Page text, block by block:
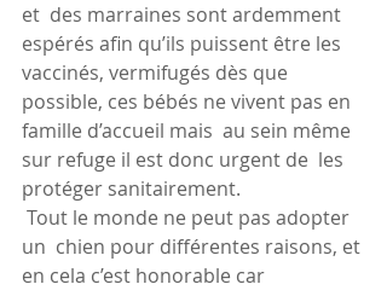
et  des marraines sont ardemment
espérés afin qu’ils puissent être les
vaccinés, vermifugés dès que
possible, ces bébés ne vivent pas en
famille d’accueil mais  au sein même
sur refuge il est donc urgent de  les
protéger sanitairement.
un  chien pour différentes raisons, et
en cela c’est honorable car